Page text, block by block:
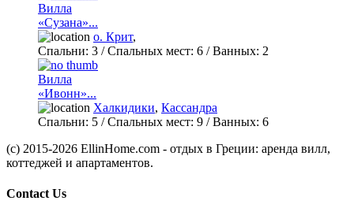
Вилла
«Сузана»...
о. Крит,
Спальни: 3 / Спальных мест: 6 /Ванных: 2
Вилла
«Ивонн»...
Халкидики, Кассандра
Спальни: 5 / Спальных мест: 9 /Ванных: 6
(c) 2015-2026 EllinHome.com - отдых в Греции: аренда вилл,
коттеджей и апартаментов.
Contact Us